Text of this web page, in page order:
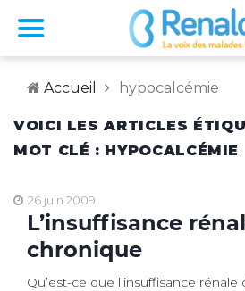
Accueil hypocalcémie
VOICI LES ARTICLES
MOT CLÉ : HYPOCALCÉMIE
26 juin 2009
L’insuffisance
chronique
Qu’est-ce que l’insuffisance rénale